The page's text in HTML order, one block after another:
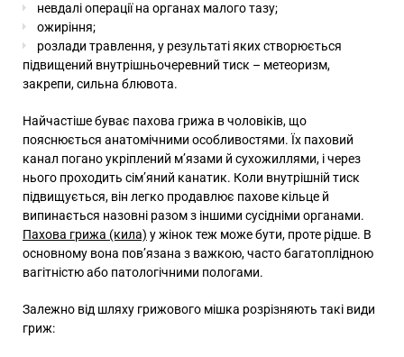
невдалі операції на органах малого тазу;
ожиріння;
розлади травлення, у результаті яких створюється
підвищений внутрішньочеревний тиск – метеоризм,
закрепи, сильна блювота.
Найчастіше буває пахова грижа в чоловіків, що
пояснюється анатомічними особливостями. Їх паховий
канал погано укріплений м’язами й сухожиллями, і через
нього проходить сім’яний канатик. Коли внутрішній тиск
підвищується, він легко продавлює пахове кільце й
випинається назовні разом з іншими сусідніми органами.
Пахова грижа (кила) у жінок теж може бути, проте рідше. В
основному вона пов’язана з важкою, часто багатоплідною
вагітністю або патологічними пологами.
Залежно від шляху грижового мішка розрізняють такі види
гриж: